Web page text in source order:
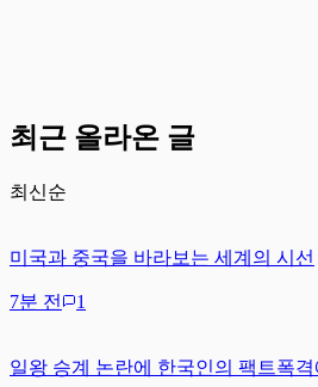
최근 올라온 글
최신순
미국과 중국을 바라보는 세계의 시선
7분 전 1
일왕 승계 논란에 한국인의 팩트폭